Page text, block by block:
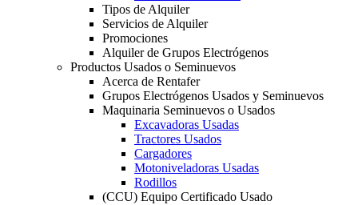
Tipos de Alquiler
Servicios de Alquiler
Promociones
Alquiler de Grupos Electrógenos
Productos Usados o Seminuevos
Acerca de Rentafer
Grupos Electrógenos Usados y Seminuevos
Maquinaria Seminuevos o Usados
Excavadoras Usadas
Tractores Usados
Cargadores
Motoniveladoras Usadas
Rodillos
(CCU) Equipo Certificado Usado